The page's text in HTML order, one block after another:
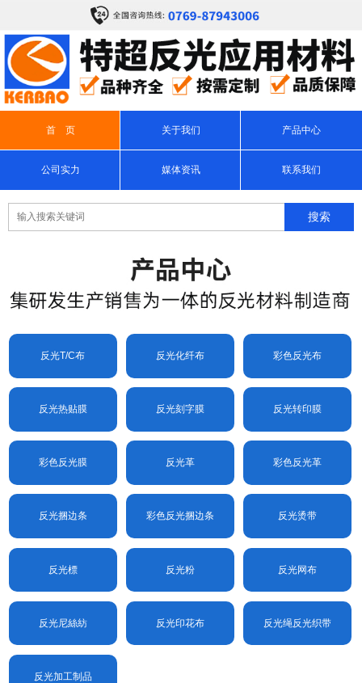
首 页 关于我们 产品中心
公司实力 媒体资讯 联系我们
反光T/C布 反光化纤布 彩色反光布
反光热贴膜 反光刻字膜 反光转印膜
彩色反光膜 反光革 彩色反光革
反光捆边条 彩色反光捆边条 反光烫带
反光標 反光粉 反光网布
反光尼絲紡 反光印花布 反光绳反光织带
反光加工制品